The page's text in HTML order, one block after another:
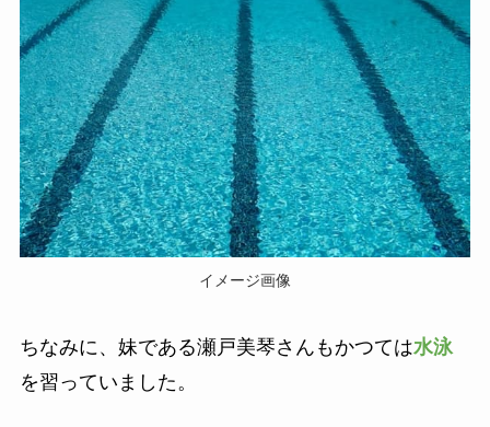
イメージ画像
ちなみに、妹である瀬戸美琴さんもかつては水泳
を習っていました。